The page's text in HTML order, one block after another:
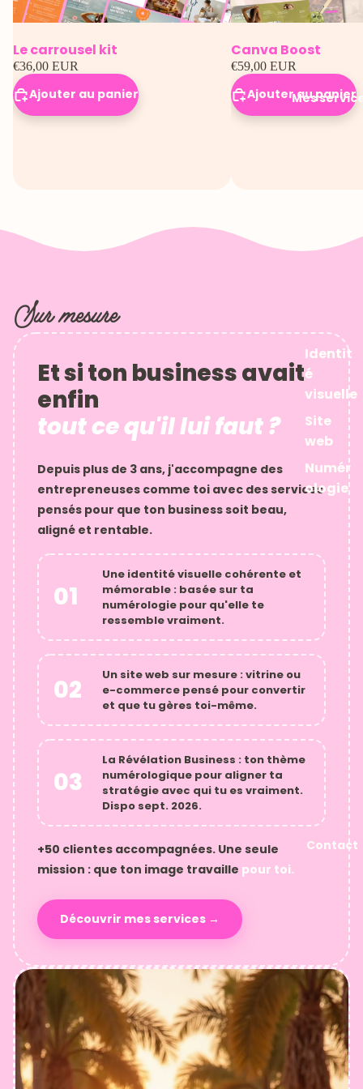
Mes
Identit
é
visuelle
Site
web
Numér
ologie
Contact
Le carrousel kit
€36,00 EUR
Ajouter au panier
Canva Boost
€59,00 EUR
Ajouter au panier
Sur mesure
Et si ton business avait
enfin
tout ce qu'il lui faut ?
Depuis plus de 3 ans, j'accompagne des
entrepreneuses comme toi avec des services
pensés pour que ton business soit beau,
aligné et rentable.
01
Une identité visuelle cohérente et
mémorable : basée sur ta
numérologie pour qu'elle te
ressemble vraiment.
02 Un site web sur mesure : vitrine ou
e-commerce pensé pour convertir
et que tu gères toi-même.
03
La Révélation Business : ton thème
numérologique pour aligner ta
stratégie avec qui tu es vraiment.
Dispo sept. 2026.
+50 clientes accompagnées. Une seule
mission : que ton image travaille pour toi.
Découvrir mes services →